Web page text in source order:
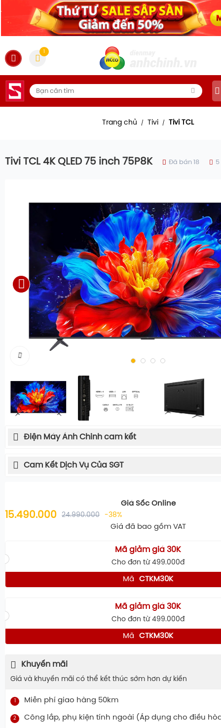
Trang chủ / Tivi / Tivi TCL
Tivi TCL 4K QLED 75 inch 75P8K Đã bán 18 5
Điện Máy Ánh Chinh cam kết
Cam Kết Dịch Vụ Của SGT
Giá Sốc Online
15.490.000 24.990.000 -38%
Giá đã bao gồm VAT
Mã giảm giá 30K
Cho đơn từ 499.000đ
Mã CTKM30K
Mã giảm giá 30K
Cho đơn từ 499.000đ
Mã CTKM30K
Khuyến mãi
Giá và khuyến mãi có thể kết thúc sớm hơn dự kiến
1 Miễn phí giao hàng 50km
2 Công lắp, phụ kiện tính ngoài (Áp dụng cho điều